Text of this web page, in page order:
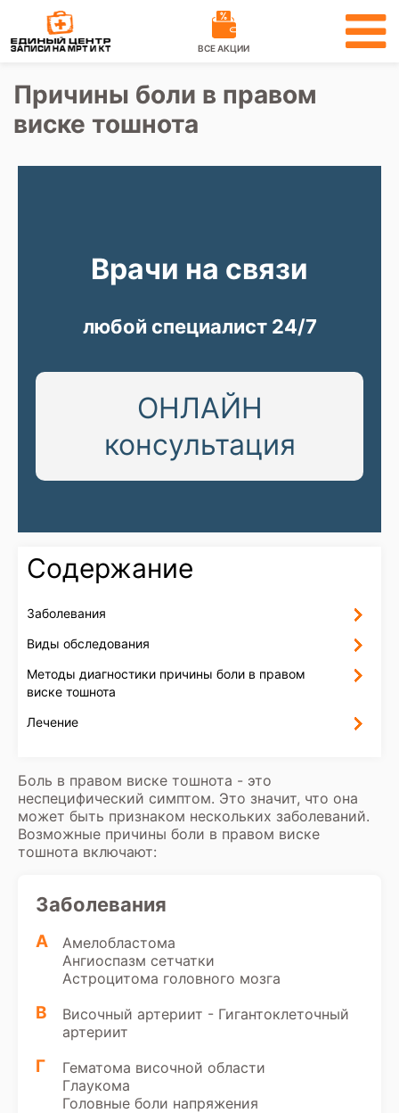
ВСЕ АКЦИИ
Причины боли в правом
виске тошнота
ОНЛАЙН
консультация
любой специалист 24/7
Врачи на связи
Содержание
Заболевания
Виды обследования
Методы диагностики причины боли в правом
виске тошнота
Лечение
Боль в правом виске тошнота - это
неспецифический симптом. Это значит, что она
может быть признаком нескольких заболеваний.
Возможные причины боли в правом виске
тошнота включают:
Заболевания
А
Амелобластома
Ангиоспазм сетчатки
Астроцитома головного мозга
В
Височный артериит - Гигантоклеточный
артериит
Г
Гематома височной области
Глаукома
Головные боли напряжения